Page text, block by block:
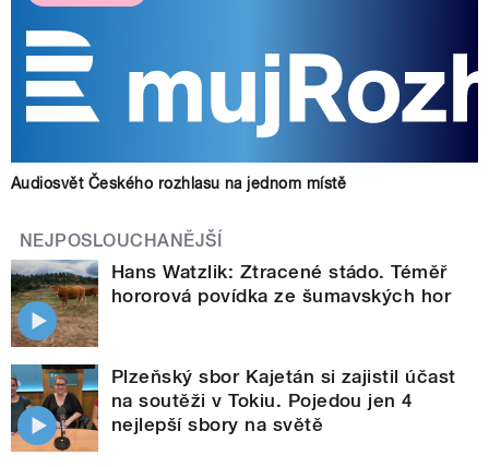
Audiosvět Českého rozhlasu na jednom místě
NEJPOSLOUCHANĚJŠÍ
Hans Watzlik: Ztracené stádo. Téměř
hororová povídka ze šumavských hor
Plzeňský sbor Kajetán si zajistil účast
na soutěži v Tokiu. Pojedou jen 4
nejlepší sbory na světě